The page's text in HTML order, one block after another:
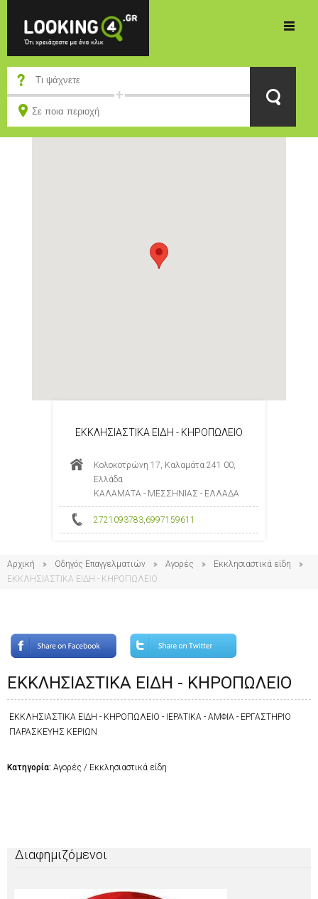
ΕΚΚΛΗΣΙΑΣΤΙΚΑ ΕΙΔΗ - ΚΗΡΟΠΩΛΕΙΟ
Κολοκοτρώνη 17, Καλαμάτα 241 00,
Ελλάδα
ΚΑΛΑΜΑΤΑ - ΜΕΣΣΗΝΙΑΣ - ΕΛΛΑΔΑ
2721093783,6997159611
Αρχική Οδηγός Επαγγελματιών Αγορές
Εκκλησιαστικά είδη
ΕΚΚΛΗΣΙΑΣΤΙΚΑ ΕΙΔΗ - ΚΗΡΟΠΩΛΕΙΟ
ΕΚΚΛΗΣΙΑΣΤΙΚΑ ΕΙΔΗ - ΚΗΡΟΠΩΛΕΙΟ
ΕΚΚΛΗΣΙΑΣΤΙΚΑ ΕΙΔΗ - ΚΗΡΟΠΩΛΕΙΟ - ΙΕΡΑΤΙΚΑ - ΑΜΦΙΑ - ΕΡΓΑΣΤΗΡΙΟ
ΠΑΡΑΣΚΕΥΗΣ ΚΕΡΙΩΝ
Κατηγορία: Αγορές / Εκκλησιαστικά είδη
Διαφημιζόμενοι